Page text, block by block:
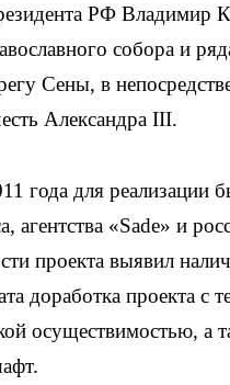
РФ Владимир
собора и
Сены, в
Александра III.
года для реализации
«Sade» и
проекта выявил
доработка проекта с
осуществимостью, а